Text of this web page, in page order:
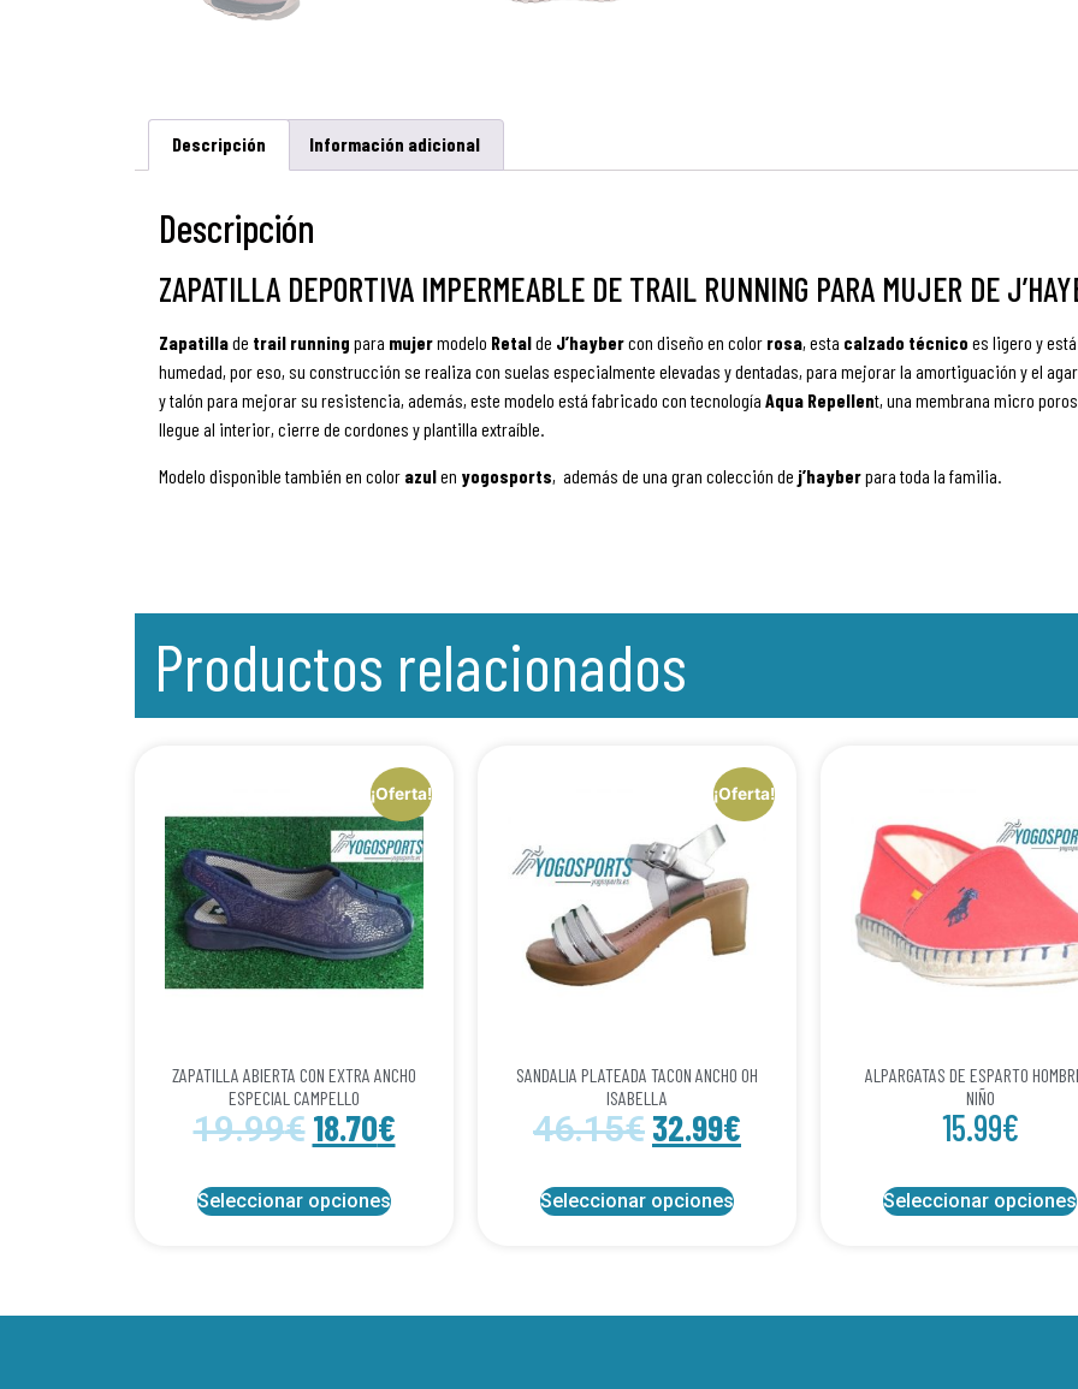
Descripción Información adicional
Descripción
ZAPATILLA DEPORTIVA IMPERMEABLE DE TRAIL RUNNING PARA MUJER DE
Zapatillade trail running para mujermodelo Retalde J’haybercon diseño en color rosa, esta calzado técnico es ligero y
humedad, por eso, su construcción se realiza con suelas especialmente elevadas y dentadas, para mejorar la amortiguación y el
y talón para mejorar su resistencia, además, este modelo está fabricado con tecnología Aqua Repellent, una membrana micro
llegue al interior, cierre de cordones y plantilla extraíble.
Modelo disponible también en color azulen yogosports, además de una gran colección de j’hayberpara toda la familia.
Productos relacionados
¡Oferta!
ZAPATILLA ABIERTA CON EXTRA ANCHO
ESPECIAL CAMPELLO
19.99€ 18.70€
Seleccionar opciones
¡Oferta!
SANDALIA PLATEADA TACON ANCHO OH
ISABELLA
46.15€ 32.99€
Seleccionar opciones
ALPARGATAS DE ESPARTO
NIÑO
15.99€
Seleccionar opciones